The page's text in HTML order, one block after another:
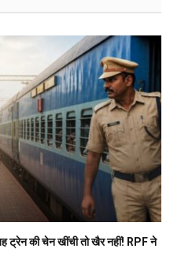
की चेन खींची तो खैर नहीं! RPF ने